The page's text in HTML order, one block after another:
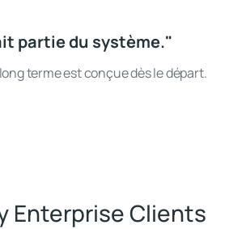
partie du système."
terme est conçue dès le départ.
Enterprise Clients